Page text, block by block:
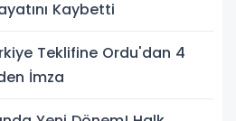
Kaybetti
Teklifine Ordu'dan 4
İmza